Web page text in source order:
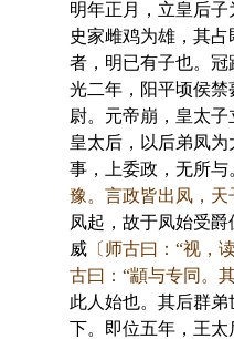
明年正月，立皇后
史家雌鸡为雄，其
者，明已有子也。
光二年，阳平顷侯
尉。元帝崩，皇太
皇太后，以后弟凤
事，上委政，无所与
豫。言政皆出凤，天
凤起，故于凤始受
威〔师古曰：“视，读
古曰：“顓与专同。
此人始也。其后群
下。即位五年，王